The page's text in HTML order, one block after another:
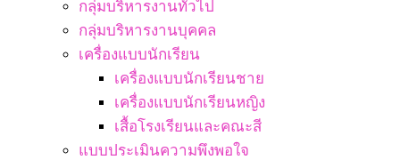
กลุ่มบริหารงานทั่วไป
กลุ่มบริหารงานบุคคล
เครื่องแบบนักเรียน
เครื่องแบบนักเรียนชาย
เครื่องแบบนักเรียนหญิง
เสื้อโรงเรียนและคณะสี
แบบประเมินความพึงพอใจ